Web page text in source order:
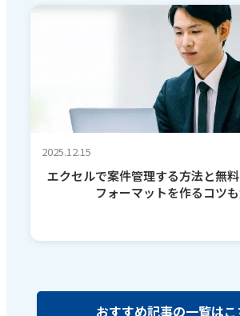
2025.12.15
エクセルで案件管理する方法と無
フォーマットを作るコツ
おすすめ記事の一覧はこ